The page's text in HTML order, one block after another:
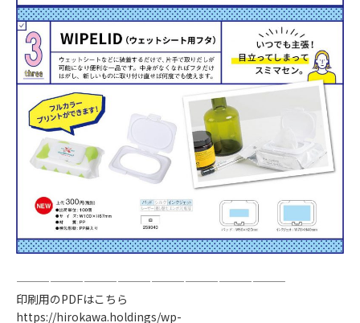
————————————————————————
印刷用のPDFはこちら
https://hirokawa.holdings/wp-